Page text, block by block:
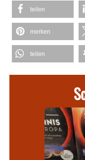
teilen
merken
teilen